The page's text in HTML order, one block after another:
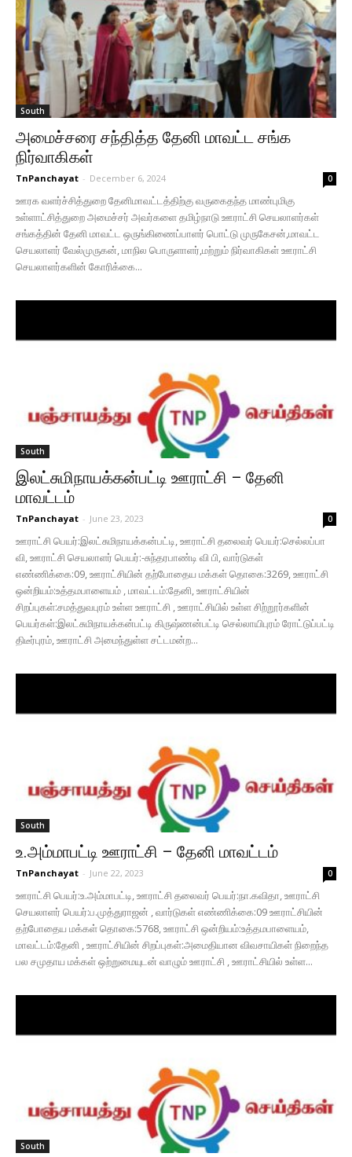
South
அமைச்சரை சந்தித்த தேனி மாவட்ட சங்க
நிர்வாகிகள்
TnPanchayat - December 6, 2024 0
ஊரக வளர்ச்சித்துறை தேனிமாவட்டத்திற்கு வருகைதந்த மாண்புமிகு
உள்ளாட்சித்துறை அமைச்சர் அவர்களை தமிழ்நாடு ஊராட்சி செயலாளர்கள்
சங்கத்தின் தேனி மாவட்ட ஒருங்கிணைப்பாளர் பொட்டு முருகேசன்,மாவட்ட
செயலாளர் வேல்முருகன், மாநில பொருளாளர்,மற்றும் நிர்வாகிகள் ஊராட்சி
செயலாளர்களின் கோரிக்கை...
South
இலட்சுமிநாயக்கன்பட்டி ஊராட்சி – தேனி
மாவட்டம்
TnPanchayat - June 23, 2023 0
ஊராட்சி பெயர்:இலட்சுமிநாயக்கன்பட்டி, ஊராட்சி தலைவர் பெயர்:செல்லப்பா
வி, ஊராட்சி செயலாளர் பெயர்:-சுந்தரபாண்டி வி பி, வார்டுகள்
எண்ணிக்கை:09, ஊராட்சியின் தற்போதைய மக்கள் தொகை:3269, ஊராட்சி
ஒன்றியம்:உத்தமபாளையம் , மாவட்டம்:தேனி, ஊராட்சியின்
சிறப்புகள்:சமத்துவபுரம் உள்ள ஊராட்சி , ஊராட்சியில் உள்ள சிற்றூர்களின்
பெயர்கள்:இலட்சுமிநாயக்கன்பட்டி கிருஷ்ணன்பட்டி செல்லாயிபுரம் ரோட்டுப்பட்டி
திடீர்புரம், ஊராட்சி அமைந்துள்ள சட்டமன்ற...
South
உ.அம்மாபட்டி ஊராட்சி – தேனி மாவட்டம்
TnPanchayat - June 22, 2023 0
ஊராட்சி பெயர்:உ.அம்மாபட்டி, ஊராட்சி தலைவர் பெயர்:நா.கவிதா, ஊராட்சி
செயலாளர் பெயர்:ப.முத்துராஜன் , வார்டுகள் எண்ணிக்கை:09 ஊராட்சியின்
தற்போதைய மக்கள் தொகை:5768, ஊராட்சி ஒன்றியம்:உத்தமபாளையம்,
மாவட்டம்:தேனி , ஊராட்சியின் சிறப்புகள்:அமைதியான விவசாயிகள் நிறைந்த
பல சமுதாய மக்கள் ஒற்றுமையுடன் வாழும் ஊராட்சி , ஊராட்சியில் உள்ள...
South